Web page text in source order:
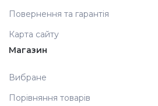
Повернення та гарантія
Карта сайту
Магазин
Вибране
Порівняння товарів